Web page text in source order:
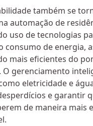
também se
automação de
uso de tecnologias
consumo de energia,
mais eficientes do
O gerenciamento
eletricidade e
e garantir
de maneira mais